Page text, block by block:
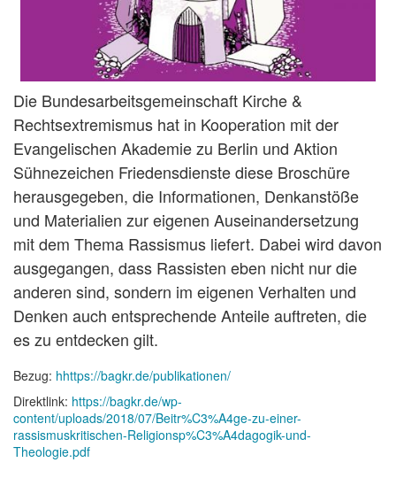
Die Bundesarbeitsgemeinschaft Kirche &
Rechtsextremismus hat in Kooperation mit der
Evangelischen Akademie zu Berlin und Aktion
Sühnezeichen Friedensdienste diese Broschüre
herausgegeben, die Informationen, Denkanstöße
und Materialien zur eigenen Auseinandersetzung
mit dem Thema Rassismus liefert. Dabei wird davon
ausgegangen, dass Rassisten eben nicht nur die
anderen sind, sondern im eigenen Verhalten und
Denken auch entsprechende Anteile auftreten, die
es zu entdecken gilt.
Bezug: hhttps://bagkr.de/publikationen/
Direktlink: https://bagkr.de/wp-
content/uploads/2018/07/Beitr%C3%A4ge-zu-einer-
rassismuskritischen-Religionsp%C3%A4dagogik-und-
Theologie.pdf